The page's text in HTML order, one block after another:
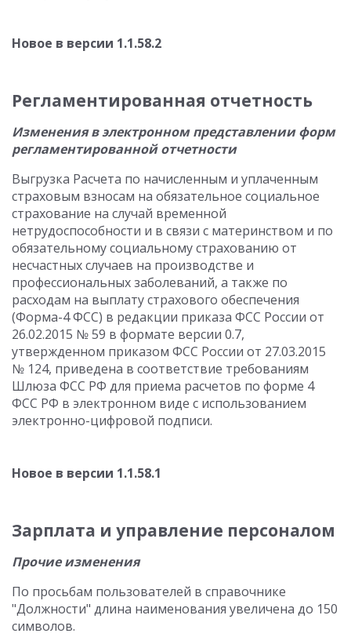
Новое в версии 1.1.58.2
Регламентированная отчетность
Изменения в электронном представлении форм
регламентированной отчетности
Выгрузка Расчета по начисленным и уплаченным
страховым взносам на обязательное социальное
страхование на случай временной
нетрудоспособности и в связи с материнством и по
обязательному социальному страхованию от
несчастных случаев на производстве и
профессиональных заболеваний, а также по
расходам на выплату страхового обеспечения
(Форма-4 ФСС) в редакции приказа ФСС России от
26.02.2015 № 59 в формате версии 0.7,
утвержденном приказом ФСС России от 27.03.2015
№ 124, приведена в соответствие требованиям
Шлюза ФСС РФ для приема расчетов по форме 4
ФСС РФ в электронном виде с использованием
электронно-цифровой подписи.
Новое в версии 1.1.58.1
Зарплата и управление персоналом
Прочие изменения
По просьбам пользователей в справочнике
"Должности" длина наименования увеличена до 150
символов.